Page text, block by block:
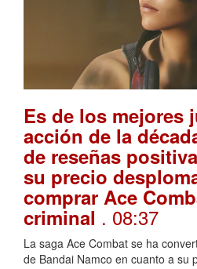
Es de los mejores
acción de la
de reseñas
su precio
comprar Ace
criminal . 08:37
La saga Ace Combat se ha
de Bandai Namco en cuanto a su